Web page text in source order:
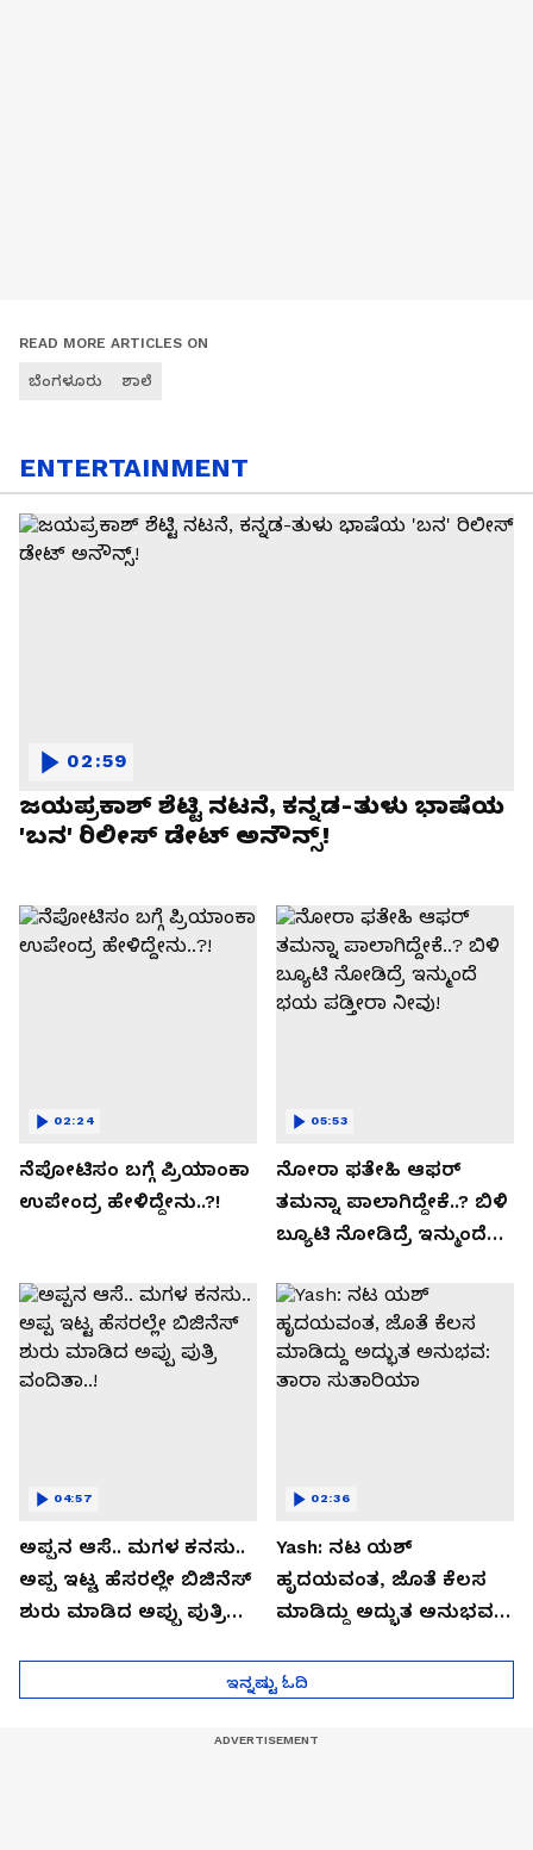
READ MORE ARTICLES ON
ಬೆಂಗಳೂರು ಶಾಲೆ
ENTERTAINMENT
ಜಯಪ್ರಕಾಶ್ ಶೆಟ್ಟಿ ನಟನೆ, ಕನ್ನಡ-ತುಳು ಭಾಷೆಯ
'ಬನ' ರಿಲೀಸ್ ಡೇಟ್ ಅನೌನ್ಸ್!
02:59
ನೆಪೋಟಿಸಂ ಬಗ್ಗೆ ಪ್ರಿಯಾಂಕಾ
ಉಪೇಂದ್ರ ಹೇಳಿದ್ದೇನು..?!
02:24
ನೋರಾ ಫತೇಹಿ ಆಫರ್​
ತಮನ್ನಾ ಪಾಲಾಗಿದ್ದೇಕೆ..? ಬಿಳಿ
ಬ್ಯೂಟಿ ನೋಡಿದ್ರೆ ಇನ್ಮುಂದೆ
05:53
ಅಪ್ಪನ ಆಸೆ.. ಮಗಳ ಕನಸು..
ಅಪ್ಪ ಇಟ್ಟ ಹೆಸರಲ್ಲೇ ಬಿಜಿನೆಸ್​
ಶುರು ಮಾಡಿದ ಅಪ್ಪು ಪುತ್ರಿ
04:57
Yash: ನಟ ಯಶ್​
ಹೃದಯವಂತ, ಜೊತೆ ಕೆಲಸ
ಮಾಡಿದ್ದು ಅದ್ಭುತ ಅನುಭವ:
02:36
ಇನ್ನಷ್ಟು ಓದಿ